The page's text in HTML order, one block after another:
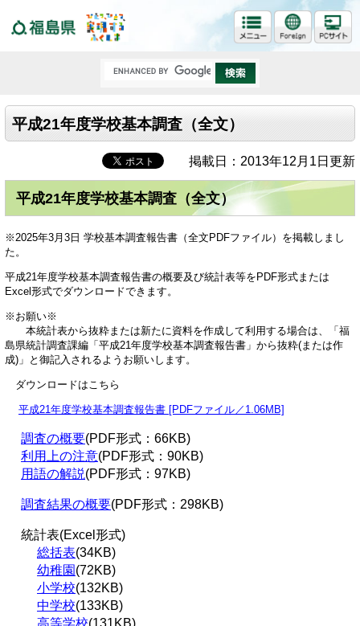
平成21年度学校基本調査（全文）
掲載日：2013年12月1日更新
平成21年度学校基本調査（全文）
※2025年3月3日 学校基本調査報告書（全文PDFファイル）を掲載しまし
た。
平成21年度学校基本調査報告書の概要及び統計表等をPDF形式または
Excel形式でダウンロードできます。
※お願い※
本統計表から抜粋または新たに資料を作成して利用する場合は、「福
島県統計調査課編「平成21年度学校基本調査報告書」から抜粋(または作
成)」と御記入されるようお願いします。
ダウンロードはこちら
平成21年度学校基本調査報告書 [PDFファイル／1.06MB]
調査の概要(PDF形式：66KB)
利用上の注意(PDF形式：90KB)
用語の解説(PDF形式：97KB)
調査結果の概要(PDF形式：298KB)
統計表(Excel形式)
総括表(34KB)
幼稚園 (72KB)
小学校(132KB)
中学校(133KB)
高等学校(131KB)